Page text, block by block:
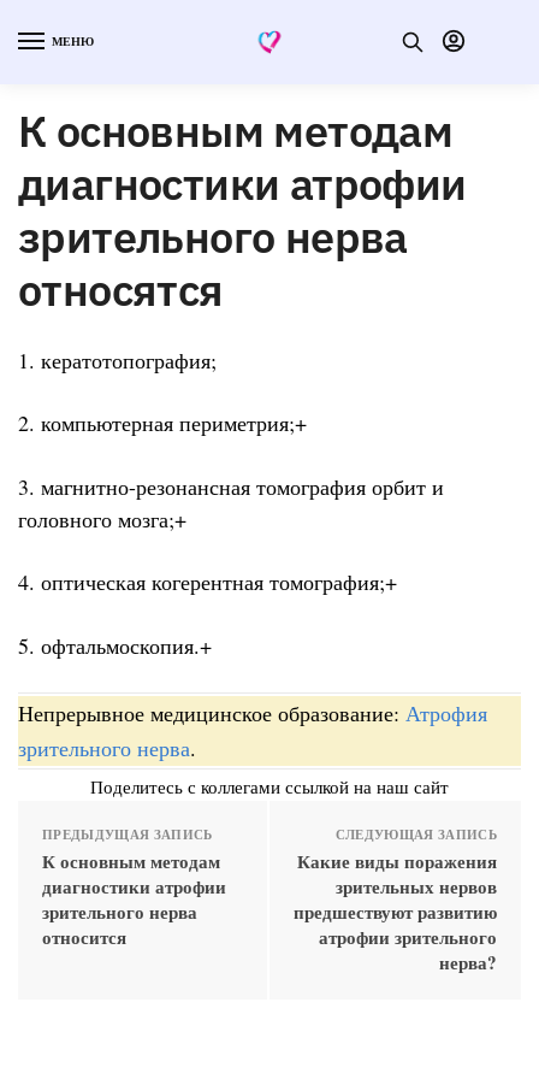
МЕНЮ
К основным методам
диагностики атрофии
зрительного нерва
относятся
1. кератотопография;
2. компьютерная периметрия;+
3. магнитно-резонансная томография орбит и
головного мозга;+
4. оптическая когерентная томография;+
5. офтальмоскопия.+
Непрерывное медицинское образование: Атрофия
зрительного нерва.
Поделитесь с коллегами ссылкой на наш сайт
ПРЕДЫДУЩАЯ ЗАПИСЬ
К основным методам
диагностики атрофии
зрительного нерва
относится
СЛЕДУЮЩАЯ ЗАПИСЬ
Какие виды поражения
зрительных нервов
предшествуют развитию
атрофии зрительного
нерва?